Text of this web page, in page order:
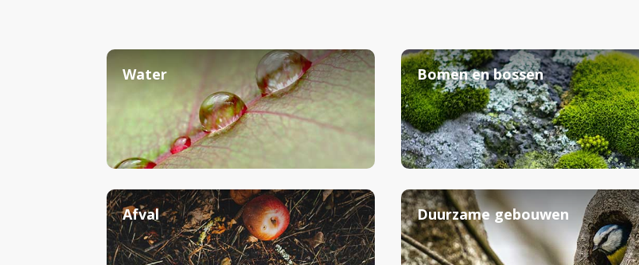
Water Bomen en bossen
Afval Duurzame gebouwen